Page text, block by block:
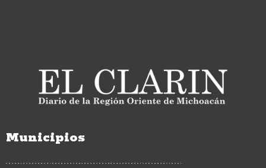
Municipios